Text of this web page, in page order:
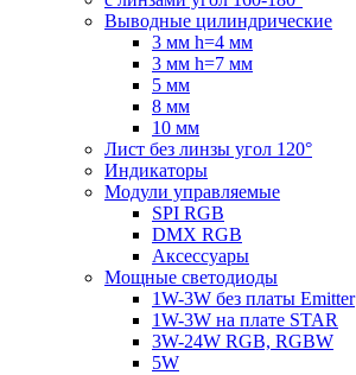
Выводные цилиндрические
3 мм h=4 мм
3 мм h=7 мм
5 мм
8 мм
10 мм
Лист без линзы угол 120°
Индикаторы
Модули управляемые
SPI RGB
DMX RGB
Аксессуары
Мощные светодиоды
1W-3W без платы Emitter
1W-3W на плате STAR
3W-24W RGB, RGBW
5W